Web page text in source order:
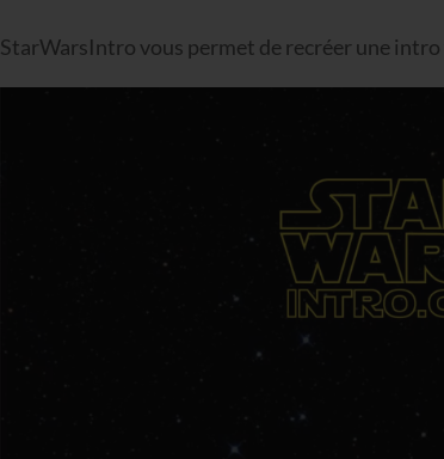
StarWarsIntro vous permet de recréer une intro